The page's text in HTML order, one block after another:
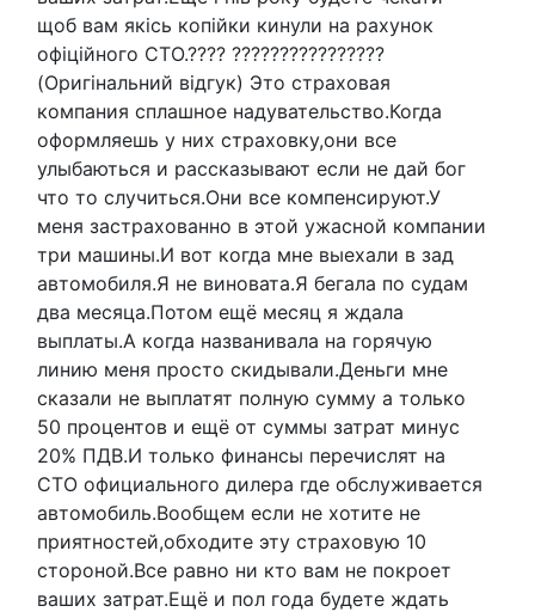
щоб вам якісь копійки кинули на рахунок
офіційного СТО.???? ????????????????
(Оригінальний відгук) Это страховая
компания сплашное надувательство.Когда
оформляешь у них страховку,они все
улыбаються и рассказывают если не дай бог
что то случиться.Они все компенсируют.У
меня застрахованно в этой ужасной компании
три машины.И вот когда мне выехали в зад
автомобиля.Я не виновата.Я бегала по судам
два месяца.Потом ещё месяц я ждала
выплаты.А когда названивала на горячую
линию меня просто скидывали.Деньги мне
сказали не выплатят полную сумму а только
50 процентов и ещё от суммы затрат минус
20% ПДВ.И только финансы перечислят на
СТО официального дилера где обслуживается
автомобиль.Вообщем если не хотите не
приятностей,обходите эту страховую 10
стороной.Все равно ни кто вам не покроет
ваших затрат.Ещё и пол года будете ждать